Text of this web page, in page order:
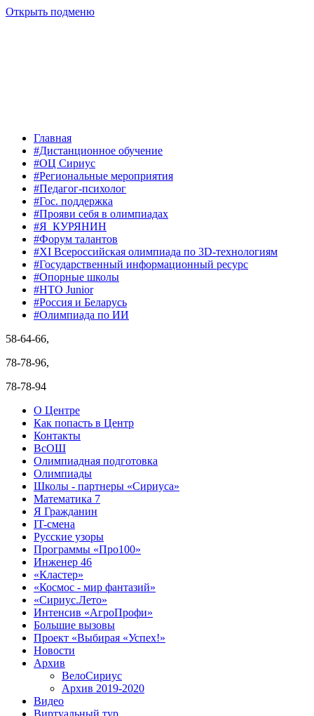
Открыть подменю
Главная
#Дистанционное обучение
#ОЦ Сириус
#Региональные мероприятия
#Педагог-психолог
#Гос. поддержка
#Прояви себя в олимпиадах
#Я_КУРЯНИН
#Форум талантов
#XI Всероссийская олимпиада по 3D-технологиям
#Государственный информационный ресурс
#Опорные школы
#НТО Junior
#Россия и Беларусь
#Олимпиада по ИИ
58-64-66,
78-78-96,
78-78-94
О Центре
Как попасть в Центр
Контакты
ВсОШ
Олимпиадная подготовка
Олимпиады
Школы - партнеры «Сириуса»
Математика 7
Я Гражданин
IT-смена
Русские узоры
Программы «Про100»
Инженер 46
«Кластер»
«Космос - мир фантазий»
«Сириус.Лето»
Интенсив «АгроПрофи»‎
Большие вызовы
Проект «Выбирая «Успех!»
Новости
Архив
ВелоСириус
Архив 2019-2020
Видео
Виртуальный тур